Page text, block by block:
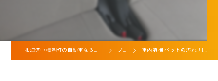
北海道中標津町の自動車ならカーライフサポート上野 ブログ 車内清掃 ペットの汚れ 別海町の方よりご依頼